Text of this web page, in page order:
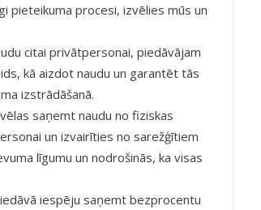
pieteikuma procesi, izvēlies mūs un
citai privātpersonai, piedāvājam
kā aizdot naudu un garantēt tās
izstrādāšanā.
saņemt naudu no fiziskas
un izvairīties no sarežģītiem
līgumu un nodrošinās, ka visas
iespēju saņemt bezprocentu